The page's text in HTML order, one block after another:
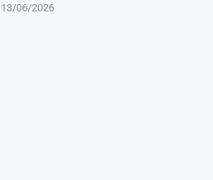
13/06/2026